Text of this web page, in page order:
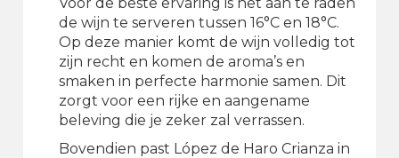
de wijn te serveren tussen 16°C en 18°C.
Op deze manier komt de wijn volledig tot
zijn recht en komen de aroma’s en
smaken in perfecte harmonie samen. Dit
zorgt voor een rijke en aangename
beleving die je zeker zal verrassen.
Bovendien past López de Haro Crianza in